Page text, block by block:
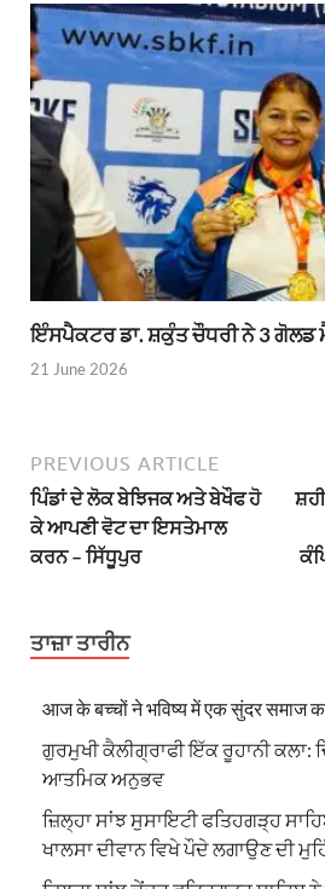
ਇੰਸਪੈਕਟਰ ਡਾ. ਸ਼ਕੁੰਤ ਚੌਧਰੀ ਨੇ 3 ਗੋਲਡ
21 June 2026
PREVIOUS ARTICLE
ਪਿੰਡਾਂ ਦੇ ਲੋਕ ਬੇਝਿਜਕ ਅਤੇ ਬੇਖੌਫ ਹੋ
ਕੇ ਆਪਣੀ ਵੋਟ ਦਾ ਇਸਤੇਮਾਲ
ਕਰਨ – ਸਿੱਧੂਪੁਰ
ਤਾਜ਼ਾ ਤਾਰੀਨ
आज के बच्चों ने भविष्य में एक सुंदर समाज का
ਗੁਰਮੁਖੀ ਕੈਲੀਗ੍ਰਾਫੀ ਇੱਕ ਰੂਹਾਨੀ
ਆਤਮਿਕ ਅਨੁਭਵ
ਜ਼ਿਲ੍ਹਾ ਸਾਂਝ ਸੁਸਾਇਟੀ ਫਤਿਹਗੜ੍ਹ
ਖਾਲਸਾ ਦੀਵਾਨ ਵਿਖੇ ਪੌਦੇ ਲਗਾਉਣ ਦੀ